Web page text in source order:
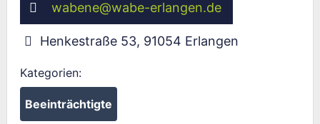
wabene@wabe-erlangen.de
Henkestraße 53, 91054 Erlangen
Kategorien:
Beeinträchtigte